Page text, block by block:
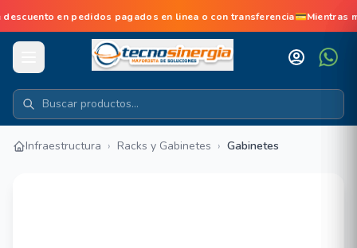
en pedidos pagados en linea o con transferencia💳Mientras
Infraestructura › Racks y Gabinetes › Gabinetes